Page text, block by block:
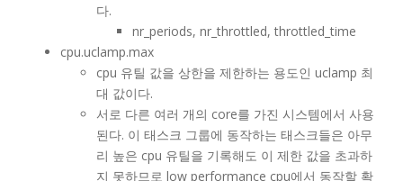
다.
nr_periods, nr_throttled, throttled_time
cpu.uclamp.max
cpu 유틸 값을 상한을 제한하는 용도인 uclamp 최
대 값이다.
서로 다른 여러 개의 core를 가진 시스템에서 사용
된다. 이 태스크 그룹에 동작하는 태스크들은 아무
리 높은 cpu 유틸을 기록해도 이 제한 값을 초과하
지 못하므로 low performance cpu에서 동작할 확